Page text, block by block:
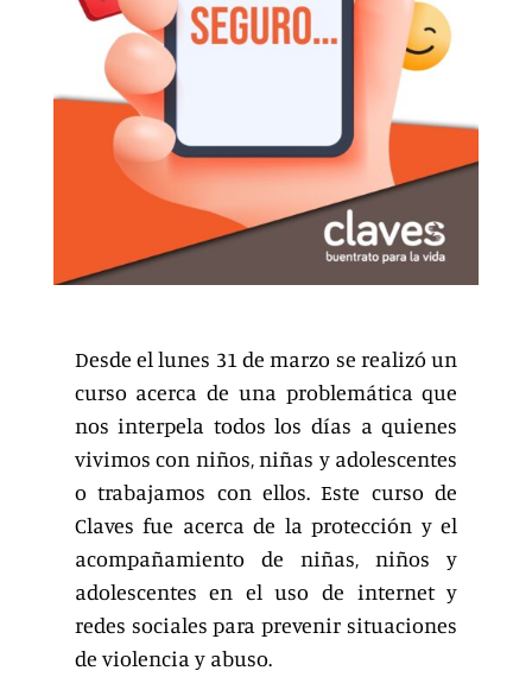
Desde el lunes 31 de marzo se realizó un
curso acerca de una problemática que
nos interpela todos los días a quienes
vivimos con niños, niñas y adolescentes
o trabajamos con ellos. Este curso de
Claves fue acerca de la protección y el
acompañamiento de niñas, niños y
adolescentes en el uso de internet y
redes sociales para prevenir situaciones
de violencia y abuso.